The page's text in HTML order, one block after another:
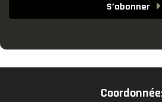
S’abonner